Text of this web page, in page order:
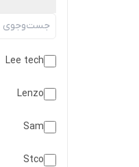
Lee tech
Lenzo
Sam
Stco